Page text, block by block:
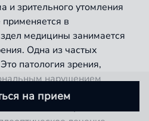
и зрительного утомления
в
медицины занимается
Одна из частых
патология зрения,
нарушением
которое не поддается
на прием